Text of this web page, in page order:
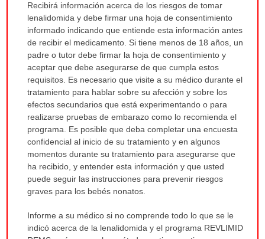
Recibirá información acerca de los riesgos de tomar
lenalidomida y debe firmar una hoja de consentimiento
informado indicando que entiende esta información antes
de recibir el medicamento. Si tiene menos de 18 años, un
padre o tutor debe firmar la hoja de consentimiento y
aceptar que debe asegurarse de que cumpla estos
requisitos. Es necesario que visite a su médico durante el
tratamiento para hablar sobre su afección y sobre los
efectos secundarios que está experimentando o para
realizarse pruebas de embarazo como lo recomienda el
programa. Es posible que deba completar una encuesta
confidencial al inicio de su tratamiento y en algunos
momentos durante su tratamiento para asegurarse que
ha recibido, y entender esta información y que usted
puede seguir las instrucciones para prevenir riesgos
graves para los bebés nonatos.
Informe a su médico si no comprende todo lo que se le
indicó acerca de la lenalidomida y el programa REVLIMID